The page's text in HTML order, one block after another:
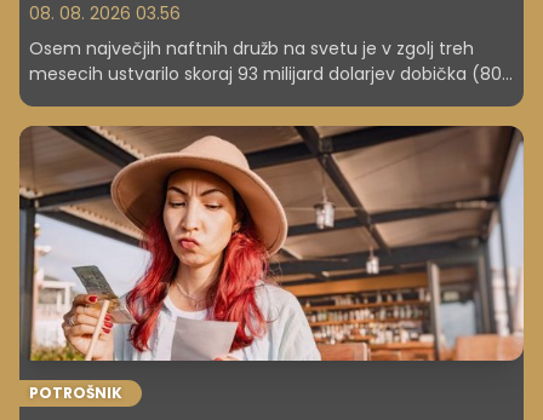
08. 08. 2026 03.56
Osem največjih naftnih družb na svetu je v zgolj treh
mesecih ustvarilo skoraj 93 milijard dolarjev dobička (80
milijard evrov). Kako so vojni konflikti in rast cen nafte
napolnili njihove blagajne?
POTROŠNIK